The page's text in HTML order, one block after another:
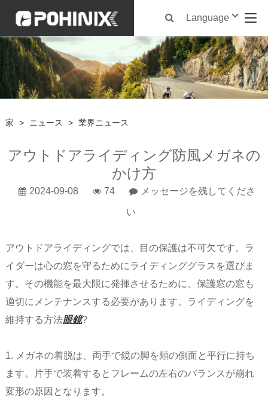
Language
家 > ニュース > 業界ニュース
アウトドアライディング防風メガネの
かけ方
2024-09-08 74 メッセージを残してくださ
い
アウトドアライディングでは、目の保護は不可欠です。ラ
イダーは心の窓を守るためにライディンググラスを選びま
す。その機能を最大限に発揮させるために、保護窓の窓も
適切にメンテナンスする必要があります。ライディングを
維持する方法眼鏡?
1. メガネの着脱は、両手で鏡の脚を頬の側面と平行に持ち
ます。片手で装着するとフレームの左右のバランスが崩れ
変形の原因となります。